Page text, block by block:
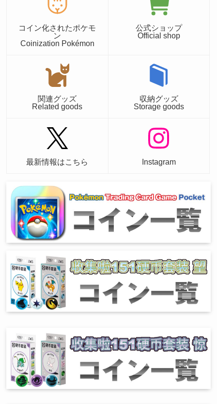
コイン化されたポケモ
ン
Coinization Pokémon
公式ショップ
Official shop
関連グッズ
Related goods
収納グッズ
Storage goods
最新情報はこちら Instagram